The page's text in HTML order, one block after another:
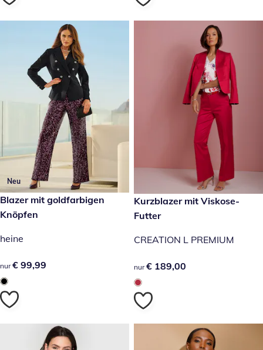
Neu
€ 99,99
Blazer mit goldfarbigen
Knöpfen
heine
€ 99,99
nur € 99,99
€ 189,00
Kurzblazer mit Viskose-
Futter
CREATION L PREMIUM
€ 189,00
nur € 189,00